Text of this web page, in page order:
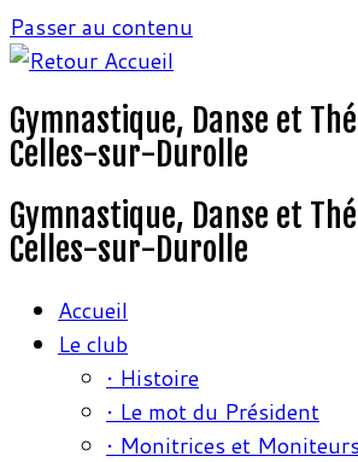
Passer au contenu
Gymnastique, Danse et
Celles-sur-Durolle
Gymnastique, Danse et
Celles-sur-Durolle
Accueil
Le club
• Histoire
• Le mot du Président
• Monitrices et Moniteurs